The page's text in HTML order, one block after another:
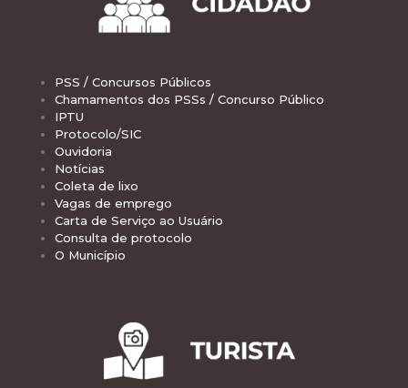
PSS / Concursos Públicos
Chamamentos dos PSSs / Concurso Público
IPTU
Protocolo/SIC
Ouvidoria
Notícias
Coleta de lixo
Vagas de emprego
Carta de Serviço ao Usuário
Consulta de protocolo
O Município